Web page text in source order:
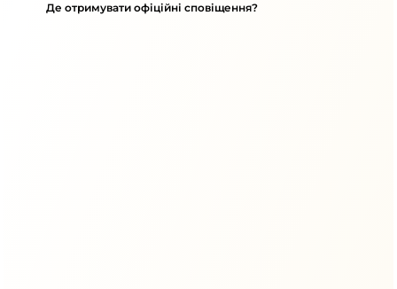
Де отримувати офіційні сповіщення?